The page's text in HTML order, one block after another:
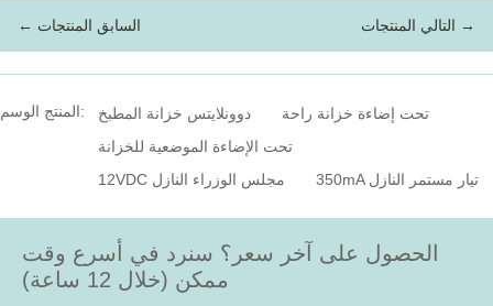
← السابق المنتجات التالي المنتجات →
المنتج الوسم: دوونلايتس خزانة المطبخ
تحت إضاءة خزانة راحة
تحت الإضاءة الموضعية للخزانة
12VDC مجلس الوزراء النازل
350mA تيار مستمر النازل
الحصول على آخر سعر؟ سنرد في أسرع وقت
ممكن (خلال 12 ساعة)